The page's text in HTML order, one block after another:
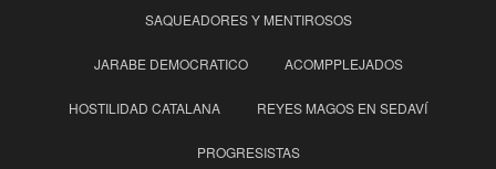
SAQUEADORES Y MENTIROSOS
JARABE DEMOCRATICO ACOMPPLEJADOS
HOSTILIDAD CATALANA REYES MAGOS EN SEDAVÍ
PROGRESISTAS